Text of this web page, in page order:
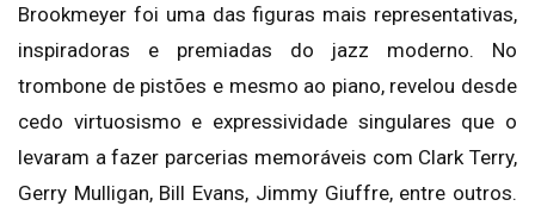
Brookmeyer foi uma das figuras mais representativas,
inspiradoras e premiadas do jazz moderno. No
trombone de pistões e mesmo ao piano, revelou desde
cedo virtuosismo e expressividade singulares que o
levaram a fazer parcerias memoráveis com Clark Terry,
Gerry Mulligan, Bill Evans, Jimmy Giuffre, entre outros.